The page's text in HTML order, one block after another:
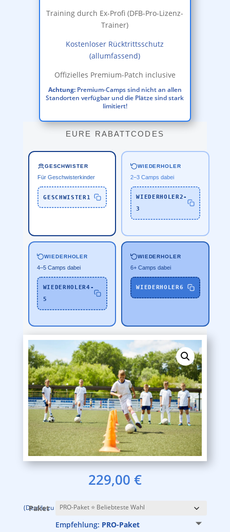
Training durch Ex-Profi (DFB-Pro-Lizenz-
Trainer)
Kostenloser Rücktrittsschutz
(allumfassend)
Offizielles Premium-Patch inclusive
Achtung:Premium-Camps sind nicht an allen
Standorten verfügbar und die Plätze sind stark
limitiert!
EURE RABATTCODES
GESCHWISTER
Für Geschwisterkinder
GESCHWISTER1
WIEDERHOLER
2–3 Camps dabei
WIEDERHOLER2-
3
WIEDERHOLER
4–5 Camps dabei
WIEDERHOLER4-
5
WIEDERHOLER
6+ Camps dabei
WIEDERHOLER6
229,00 €
inkl. 19 % MwSt.zzgl.Versandkosten
(Details zu den Paketen findest Du weiter oben auf dieser Seite.)
Paket
Empfehlung: PRO-Paket